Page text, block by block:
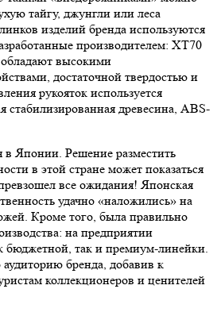
тайгу, джунгли или леса
изделий бренда используются
производителем: ХТ70
высокими
достаточной твердостью и
рукояток используется
стабилизированная древесина, ABS-
Японии. Решение разместить
в этой стране может показаться
все ожидания! Японская
удачно «наложились» на
Кроме того, была правильно
на предприятии
бюджетной, так и премиум-линейки.
бренда, добавив к
коллекционеров и ценителей